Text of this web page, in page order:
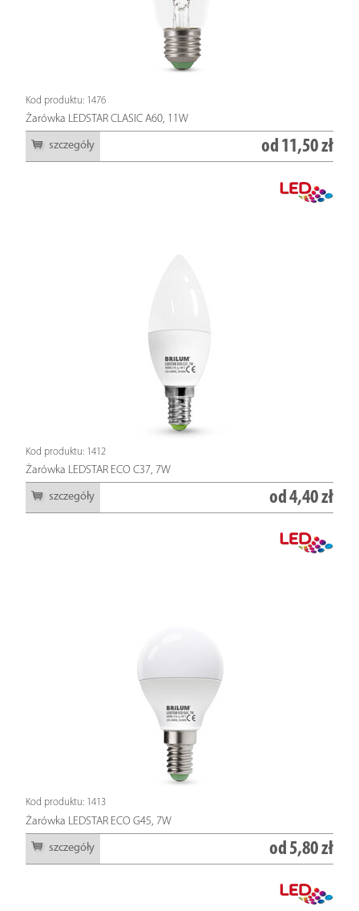
Kod produktu: 1476
Żarówka LEDSTAR CLASIC A60, 11W
szczegóły od 11,50 zł
Kod produktu: 1412
Żarówka LEDSTAR ECO C37, 7W
szczegóły od4,40 zł
Kod produktu: 1413
Żarówka LEDSTAR ECO G45, 7W
szczegóły od5,80 zł